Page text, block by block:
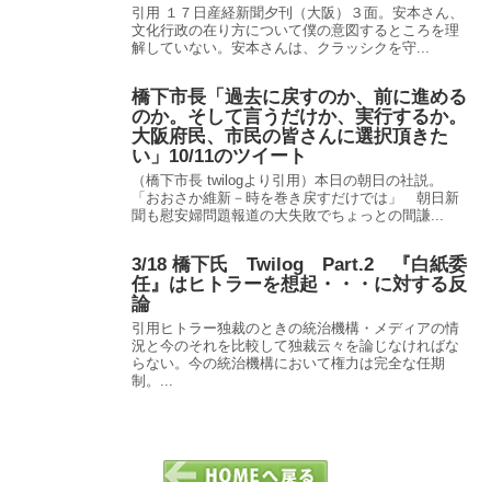
引用 １７日産経新聞夕刊（大阪）３面。安本さん、
文化行政の在り方について僕の意図するところを理
解していない。安本さんは、クラッシクを守...
橋下市長「過去に戻すのか、前に進める
のか。そして言うだけか、実行するか。
大阪府民、市民の皆さんに選択頂きた
い」10/11のツイート
（橋下市長 twilogより引用）本日の朝日の社説。
「おおさか維新－時を巻き戻すだけでは」 朝日新
聞も慰安婦問題報道の大失敗でちょっとの間謙...
3/18 橋下氏 Twilog Part.2 『白紙委
任』はヒトラーを想起・・・に対する反
論
引用ヒトラー独裁のときの統治機構・メディアの情
況と今のそれを比較して独裁云々を論じなければな
らない。今の統治機構において権力は完全な任期
制。...